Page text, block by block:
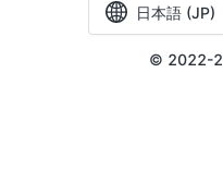
日本語 (JP)
© 2022-